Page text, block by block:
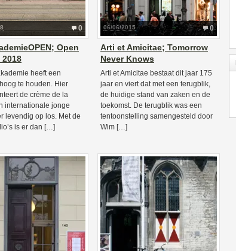
0
Open
heeft een
te houden. Hier
de crème de la
internationale jonge
levendig op los. Met de
is er dan […]
0
06/06/2015
Arti et Amicitae; Tomorrow
Never Knows
Arti et Amicitae bestaat dit jaar 175
jaar en viert dat met een terugblik,
de huidige stand van zaken en de
toekomst. De terugblik was een
tentoonstelling samengesteld door
Wim […]